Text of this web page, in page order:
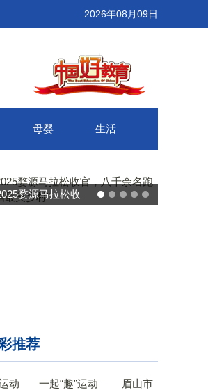
2026年08月09日
母婴 生活
马拉松收
武汉百联奥莱年
推荐
一起“趣”运动 ——眉山市